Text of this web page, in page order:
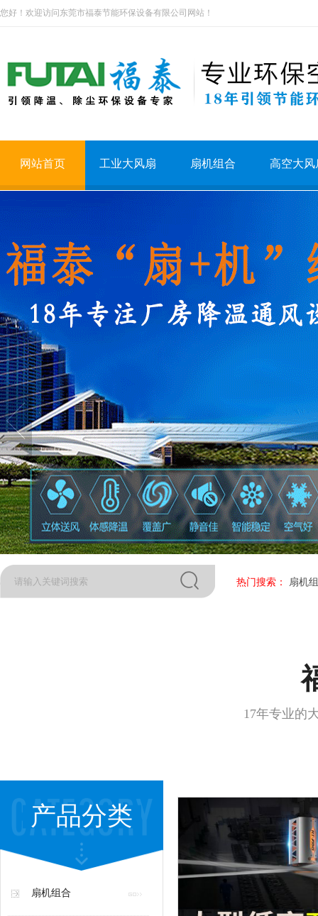
您好！欢迎访问东莞市福泰节能环保设备有限公司网站！
网站首页 工业大风扇 扇机组合 高空大风
热门搜索： 扇机
17年专业的
产品分类
扇机组合